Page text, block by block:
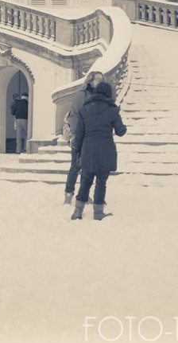
design DIY
Frühling Getestet
Kreativität
Makro Monochrom
Weiß SEO Sommer
TopDogs